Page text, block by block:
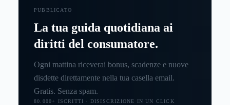
PUBBLICATO
La tua guida quotidiana ai
diritti del consumatore.
Ogni mattina riceverai bonus, scadenze e nuove
disdette direttamente nella tua casella email.
Gratis. Senza spam.
80.000+ ISCRITTI · DISISCRIZIONE IN UN CLICK